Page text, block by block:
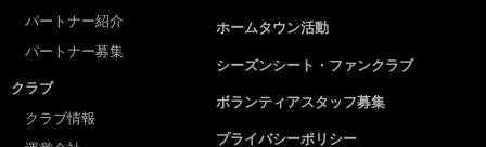
パートナー紹介
パートナー募集
クラブ
クラブ情報
ホームタウン活動
シーズンシート・ファンクラブ
ボランティアスタッフ募集
プライバシーポリシー